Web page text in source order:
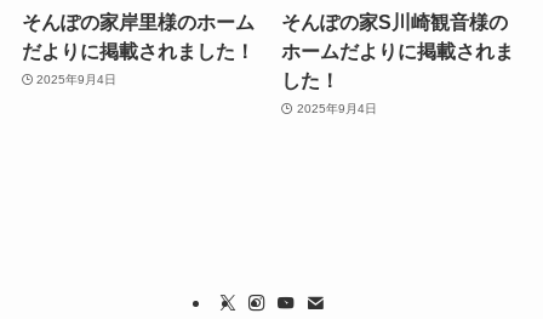
そんぽの家岸里様のホーム
だよりに掲載されました！
2025年9月4日
そんぽの家S川崎観音様の
ホームだよりに掲載されま
した！
2025年9月4日